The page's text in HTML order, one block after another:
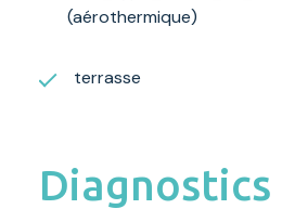
(aérothermique)
terrasse
Diagnostics